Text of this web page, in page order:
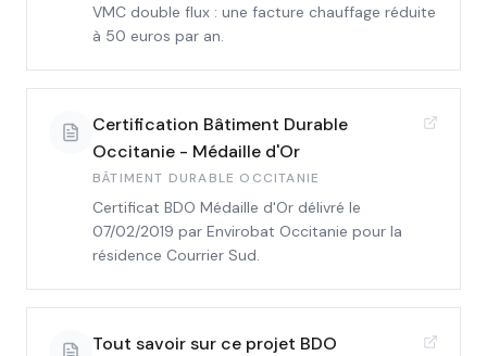
VMC double flux : une facture chauffage réduite
à 50 euros par an.
Certification Bâtiment Durable
Occitanie - Médaille d'Or
BÂTIMENT DURABLE OCCITANIE
Certificat BDO Médaille d'Or délivré le
07/02/2019 par Envirobat Occitanie pour la
résidence Courrier Sud.
Tout savoir sur ce projet BDO